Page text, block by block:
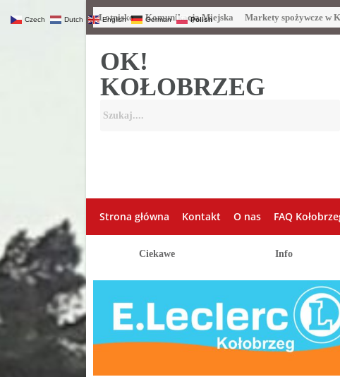
Lotnisko Komunikacja Miejska Markety spożywcze w
OK!
KOŁOBRZEG
Strona główna Kontakt O nas FAQ
Ciekawe Info
Czech Dutch English German Polish